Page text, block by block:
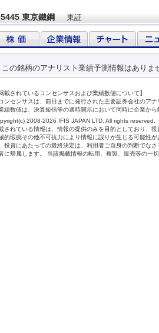
5445 東京鐵鋼 東証